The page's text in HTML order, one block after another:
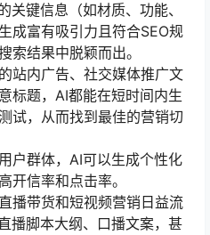
关键信息（如材质、功能、
成富有吸引力且符合SEO规
索结果中脱颖而出。
站内广告、社交媒体推广文
标题，AI都能在短时间内生
试，从而找到最佳的营销切
户群体，AI可以生成个性化
开信率和点击率。
播带货和短视频营销日益流
播脚本大纲、口播文案，甚